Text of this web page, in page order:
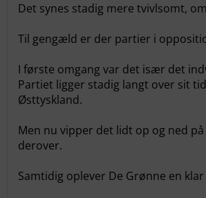
Det synes stadig mere tvivlsomt,
Til gengæld er der partier i
I første omgang var det især det
Partiet ligger stadig langt over sit
Østtyskland.
Men nu vipper det lidt op og ned
derover.
Samtidig oplever De Grønne en